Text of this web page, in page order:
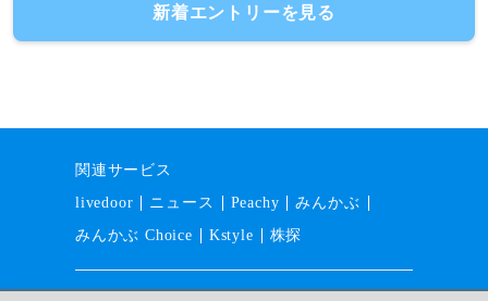
新着エントリーを見る
関連サービス
livedoor
ニュース Peachy
みんかぶ
みんかぶ Choice
Kstyle 株探